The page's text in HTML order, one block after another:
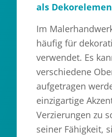
als
Im
häufig für
verwendet. Es
verschiedene
aufgetragen
einzigartige
Verzierungen zu
seiner Fähigkeit,